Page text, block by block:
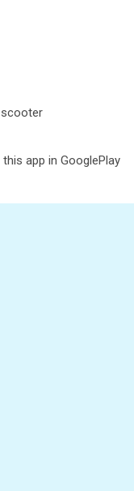
app in GooglePlay